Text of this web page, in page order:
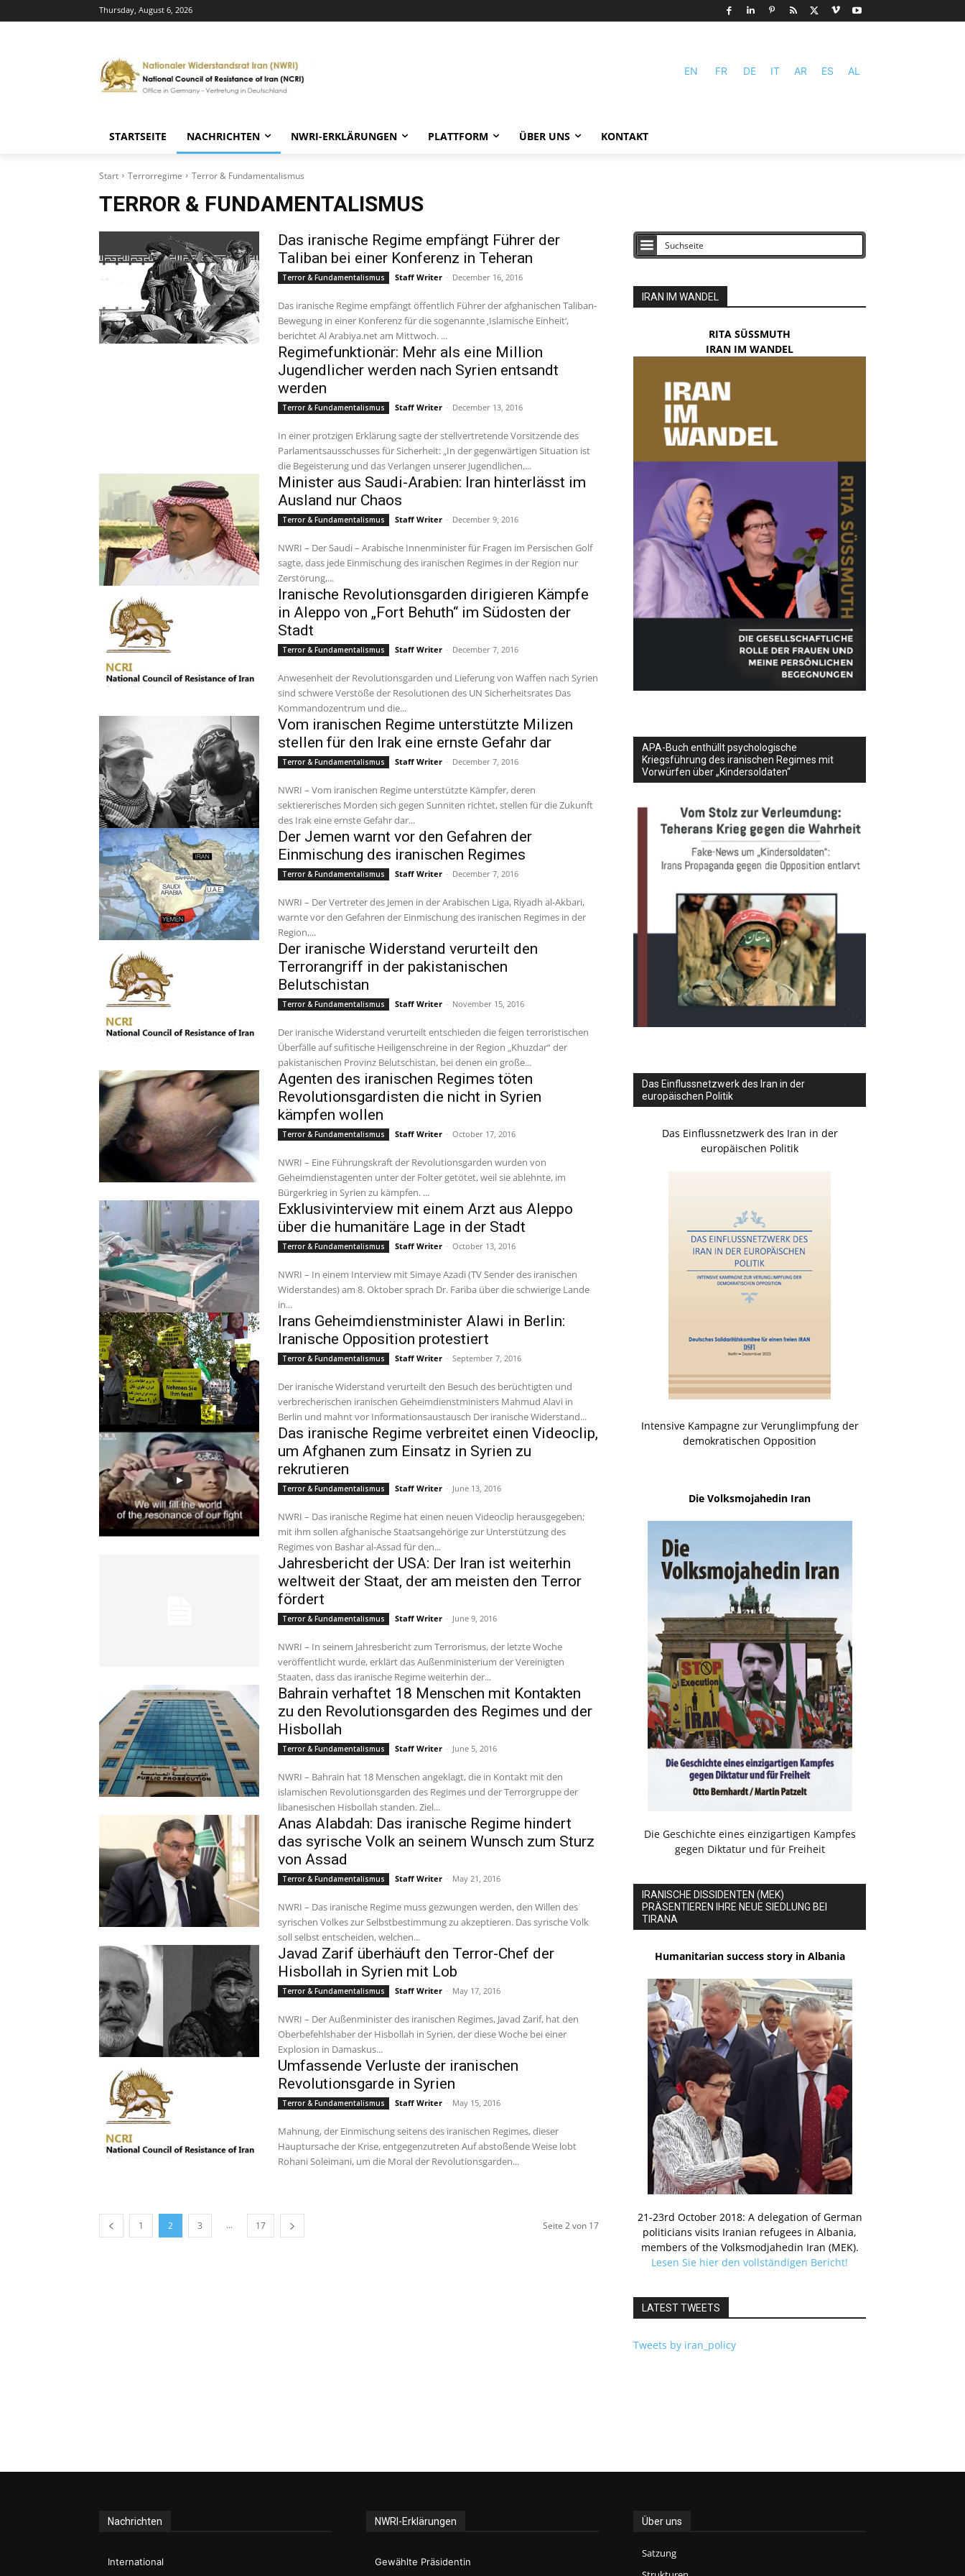
Thursday, August 6, 2026
EN FR DE IT AR ES AL
STARTSEITE NACHRICHTEN NWRI-ERKLÄRUNGEN PLATTFORM ÜBER UNS KONTAKT
Start Terrorregime Terror & Fundamentalismus
TERROR & FUNDAMENTALISMUS
Das iranische Regime empfängt Führer der
Taliban bei einer Konferenz in Teheran
Terror & Fundamentalismus Staff Writer - December 16, 2016
Das iranische Regime empfängt öffentlich Führer der afghanischen Taliban-
Bewegung in einer Konferenz für die sogenannte ‚Islamische Einheit‘,
berichtet Al Arabiya.net am Mittwoch. ...
Regimefunktionär: Mehr als eine Million
Jugendlicher werden nach Syrien entsandt
werden
Terror & Fundamentalismus Staff Writer - December 13, 2016
In einer protzigen Erklärung sagte der stellvertretende Vorsitzende des
Parlamentsausschusses für Sicherheit: „In der gegenwärtigen Situation ist
die Begeisterung und das Verlangen unserer Jugendlichen,...
Minister aus Saudi-Arabien: Iran hinterlässt im
Ausland nur Chaos
Terror & Fundamentalismus Staff Writer - December 9, 2016
NWRI – Der Saudi – Arabische Innenminister für Fragen im Persischen Golf
sagte, dass jede Einmischung des iranischen Regimes in der Region nur
Zerstörung,...
Iranische Revolutionsgarden dirigieren Kämpfe
in Aleppo von „Fort Behuth“ im Südosten der
Stadt
Terror & Fundamentalismus Staff Writer - December 7, 2016
Anwesenheit der Revolutionsgarden und Lieferung von Waffen nach Syrien
sind schwere Verstöße der Resolutionen des UN Sicherheitsrates Das
Kommandozentrum und die...
Vom iranischen Regime unterstützte Milizen
stellen für den Irak eine ernste Gefahr dar
Terror & Fundamentalismus Staff Writer - December 7, 2016
NWRI – Vom iranischen Regime unterstützte Kämpfer, deren
sektiererisches Morden sich gegen Sunniten richtet, stellen für die Zukunft
des Irak eine ernste Gefahr dar...
Der Jemen warnt vor den Gefahren der
Einmischung des iranischen Regimes
Terror & Fundamentalismus Staff Writer - December 7, 2016
NWRI – Der Vertreter des Jemen in der Arabischen Liga, Riyadh al-Akbari,
warnte vor den Gefahren der Einmischung des iranischen Regimes in der
Region,...
Der iranische Widerstand verurteilt den
Terrorangriff in der pakistanischen
Belutschistan
Terror & Fundamentalismus Staff Writer - November 15, 2016
Der iranische Widerstand verurteilt entschieden die feigen terroristischen
Überfälle auf sufitische Heiligenschreine in der Region „Khuzdar“ der
pakistanischen Provinz Belutschistan, bei denen ein große...
Agenten des iranischen Regimes töten
Revolutionsgardisten die nicht in Syrien
kämpfen wollen
Terror & Fundamentalismus Staff Writer - October 17, 2016
NWRI – Eine Führungskraft der Revolutionsgarden wurden von
Geheimdienstagenten unter der Folter getötet, weil sie ablehnte, im
Bürgerkrieg in Syrien zu kämpfen. ...
Exklusivinterview mit einem Arzt aus Aleppo
über die humanitäre Lage in der Stadt
Terror & Fundamentalismus Staff Writer - October 13, 2016
NWRI – In einem Interview mit Simaye Azadi (TV Sender des iranischen
Widerstandes) am 8. Oktober sprach Dr. Fariba über die schwierige Lande
in...
Irans Geheimdienstminister Alawi in Berlin:
Iranische Opposition protestiert
Terror & Fundamentalismus Staff Writer - September 7, 2016
Der iranische Widerstand verurteilt den Besuch des berüchtigten und
verbrecherischen iranischen Geheimdienstministers Mahmud Alavi in
Berlin und mahnt vor Informationsaustausch Der iranische Widerstand...
Das iranische Regime verbreitet einen Videoclip,
um Afghanen zum Einsatz in Syrien zu
rekrutieren
Terror & Fundamentalismus Staff Writer - June 13, 2016
NWRI – Das iranische Regime hat einen neuen Videoclip herausgegeben;
mit ihm sollen afghanische Staatsangehörige zur Unterstützung des
Regimes von Bashar al-Assad für den...
Jahresbericht der USA: Der Iran ist weiterhin
weltweit der Staat, der am meisten den Terror
fördert
Terror & Fundamentalismus Staff Writer - June 9, 2016
NWRI – In seinem Jahresbericht zum Terrorismus, der letzte Woche
veröffentlicht wurde, erklärt das Außenministerium der Vereinigten
Staaten, dass das iranische Regime weiterhin der...
Bahrain verhaftet 18 Menschen mit Kontakten
zu den Revolutionsgarden des Regimes und der
Hisbollah
Terror & Fundamentalismus Staff Writer - June 5, 2016
NWRI – Bahrain hat 18 Menschen angeklagt, die in Kontakt mit den
islamischen Revolutionsgarden des Regimes und der Terrorgruppe der
libanesischen Hisbollah standen. Ziel...
Anas Alabdah: Das iranische Regime hindert
das syrische Volk an seinem Wunsch zum Sturz
von Assad
Terror & Fundamentalismus Staff Writer - May 21, 2016
NWRI – Das iranische Regime muss gezwungen werden, den Willen des
syrischen Volkes zur Selbstbestimmung zu akzeptieren. Das syrische Volk
soll selbst entscheiden, welchen...
Javad Zarif überhäuft den Terror-Chef der
Hisbollah in Syrien mit Lob
Terror & Fundamentalismus Staff Writer - May 17, 2016
NWRI – Der Außenminister des iranischen Regimes, Javad Zarif, hat den
Oberbefehlshaber der Hisbollah in Syrien, der diese Woche bei einer
Explosion in Damaskus...
Umfassende Verluste der iranischen
Revolutionsgarde in Syrien
Terror & Fundamentalismus Staff Writer - May 15, 2016
Mahnung, der Einmischung seitens des iranischen Regimes, dieser
Hauptursache der Krise, entgegenzutreten Auf abstoßende Weise lobt
Rohani Soleimani, um die Moral der Revolutionsgarden...
1 2 3 ... 17 Seite 2 von 17
IRAN IM WANDEL
RITA SÜSSMUTH
IRAN IM WANDEL
APA-Buch enthüllt psychologische
Kriegsführung des iranischen Regimes mit
Vorwürfen über „Kindersoldaten“
Das Einflussnetzwerk des Iran in der
europäischen Politik
Das Einflussnetzwerk des Iran in der
europäischen Politik
Intensive Kampagne zur Verunglimpfung der
demokratischen Opposition
Die Volksmojahedin Iran
Die Geschichte eines einzigartigen Kampfes
gegen Diktatur und für Freiheit
IRANISCHE DISSIDENTEN (MEK)
PRÄSENTIEREN IHRE NEUE SIEDLUNG BEI
TIRANA
Humanitarian success story in Albania
21-23rd October 2018: A delegation of German
politicians visits Iranian refugees in Albania,
members of the Volksmodjahedin Iran (MEK).
Lesen Sie hier den vollständigen Bericht!
LATEST TWEETS
Tweets by iran_policy
Nachrichten
International
NWRI-Erklärungen
Gewählte Präsidentin
Über uns
Satzung